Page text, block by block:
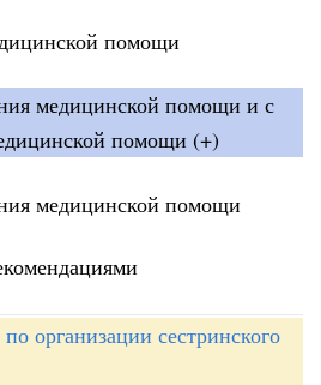
помощи
медицинской помощи и с
помощи (+)
медицинской помощи
организации сестринского